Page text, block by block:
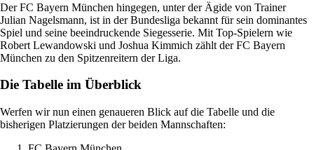
Der FC Bayern München hingegen, unter der Ägide von Trainer
Julian Nagelsmann, ist in der Bundesliga bekannt für sein dominantes
Spiel und seine beeindruckende Siegesserie. Mit Top-Spielern wie
Robert Lewandowski und Joshua Kimmich zählt der FC Bayern
München zu den Spitzenreitern der Liga.
Die Tabelle im Überblick
Werfen wir nun einen genaueren Blick auf die Tabelle und die
bisherigen Platzierungen der beiden Mannschaften: